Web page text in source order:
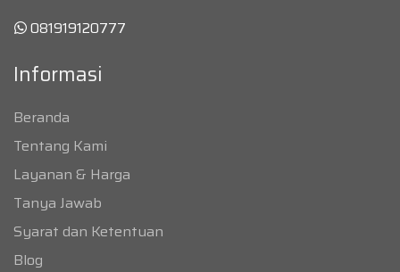
081919120777
Informasi
Beranda
Tentang Kami
Layanan & Harga
Tanya Jawab
Syarat dan Ketentuan
Blog